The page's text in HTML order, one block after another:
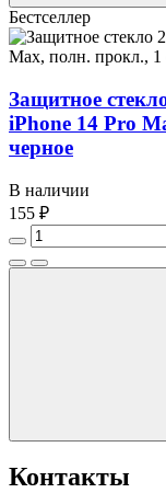
Бестселлер
Защитное
iPhone 14 Pro
черное
В наличии
155 ₽
Контакты